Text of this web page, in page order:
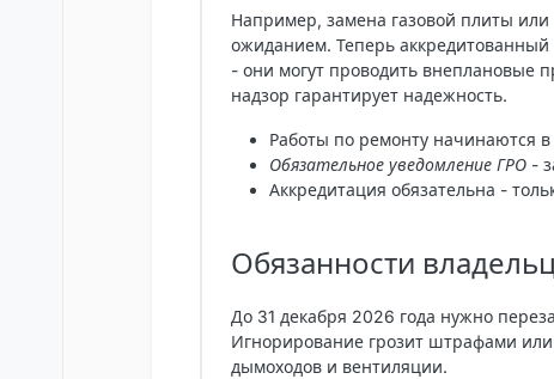
Например, замена газовой плиты
ожиданием. Теперь аккредитованный
- они могут проводить внеплановые
надзор гарантирует надежность.
Работы по ремонту начинаются в
Обязательное уведомление ГРО -
Аккредитация обязательна -
Обязанности
До 31 декабря 2026 года нужно
Игнорирование грозит штрафами или
дымоходов и вентиляции.